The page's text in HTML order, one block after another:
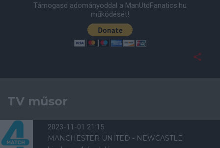
Támogasd adományoddal a ManUtdFanatics.hu
működését!
TV műsor
2023-11-01 21:15
MANCHESTER UNITED - NEWCASTLE